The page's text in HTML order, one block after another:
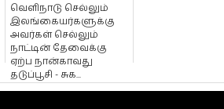
வெளிநாடு செல்லும்
இலங்கையர்களுக்கு
அவர்கள் செல்லும்
நாட்டின் தேவைக்கு
ஏற்ப நான்காவது
தடுப்பூசி - சுக...